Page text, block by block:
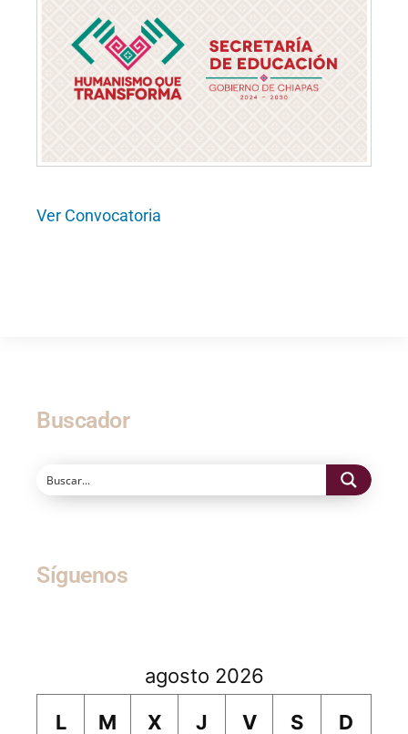
Ver Convocatoria
Buscador
Síguenos
agosto 2026
L
M X J V S D